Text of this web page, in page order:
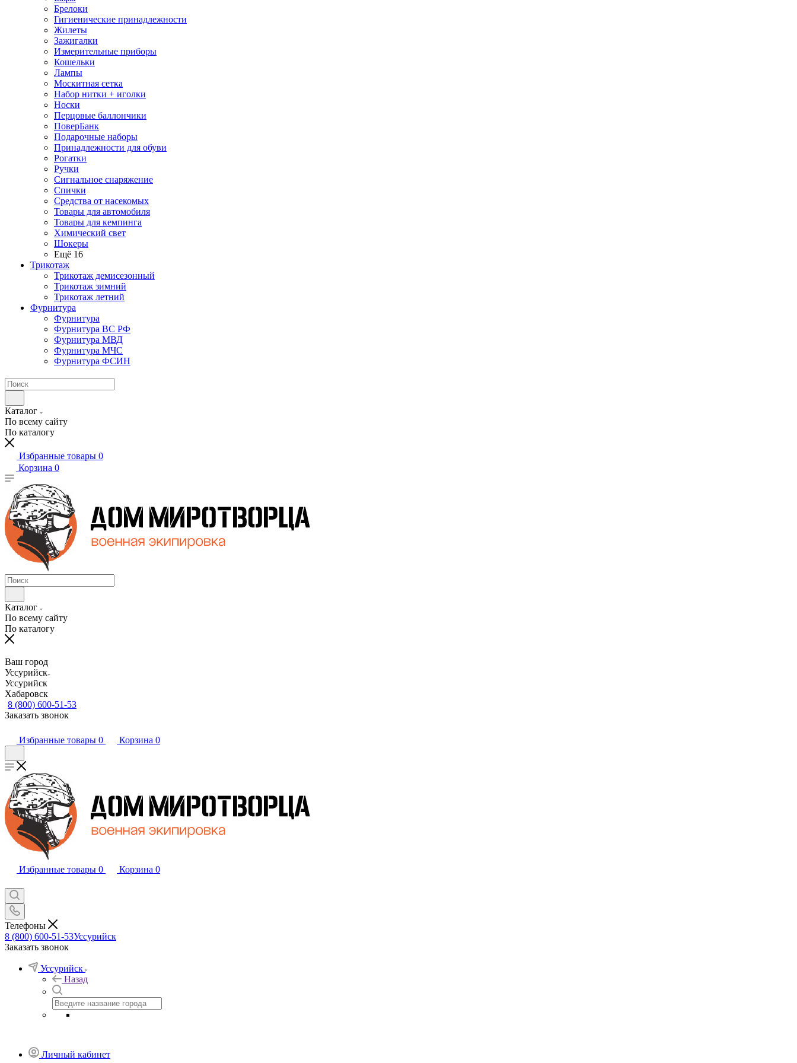
Брелоки
Гигиенические принадлежности
Жилеты
Зажигалки
Измерительные приборы
Кошельки
Лампы
Москитная сетка
Набор нитки + иголки
Носки
Перцовые баллончики
ПоверБанк
Подарочные наборы
Принадлежности для обуви
Рогатки
Ручки
Сигнальное снаряжение
Спички
Средства от насекомых
Товары для автомобиля
Товары для кемпинга
Химический свет
Шокеры
Ещё 16
Трикотаж
Трикотаж демисезонный
Трикотаж зимний
Трикотаж летний
Фурнитура
Фурнитура
Фурнитура ВС РФ
Фурнитура МВД
Фурнитура МЧС
Фурнитура ФСИН
Каталог
По всему сайту
По каталогу
Избранные товары 0
Корзина 0
Каталог
По всему сайту
По каталогу
Ваш город
Уссурийск
Уссурийск
Хабаровск
8 (800) 600-51-53
Заказать звонок
Избранные товары 0 Корзина 0
Избранные товары 0 Корзина 0
Телефоны
8 (800) 600-51-53Уссурийск
Заказать звонок
Уссурийск
Назад
Личный кабинет